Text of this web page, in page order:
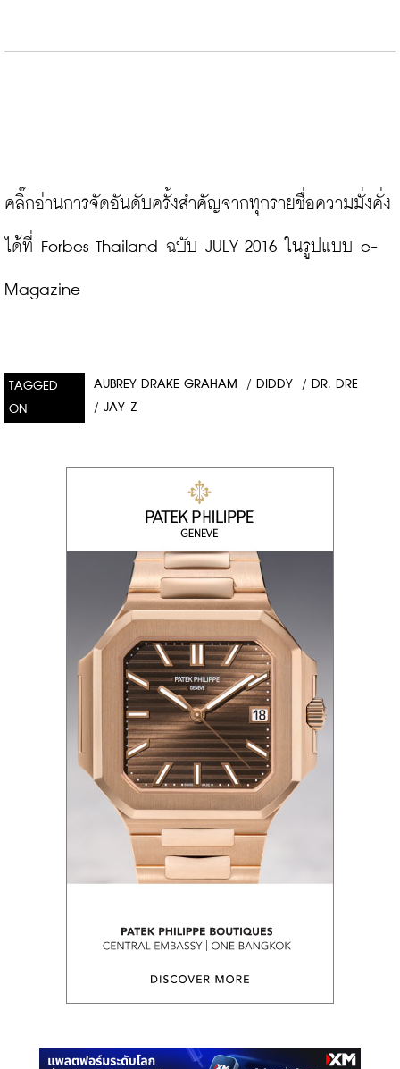
คลิ๊กอ่านการจัดอันดับครั้งสำคัญจากทุกรายชื่อความมั่งคั่ง
ได้ที่ Forbes Thailand ฉบับ JULY 2016 ในรูปแบบ e-
Magazine
TAGGED
ON
AUBREY DRAKE GRAHAM / DIDDY / DR. DRE
/ JAY-Z